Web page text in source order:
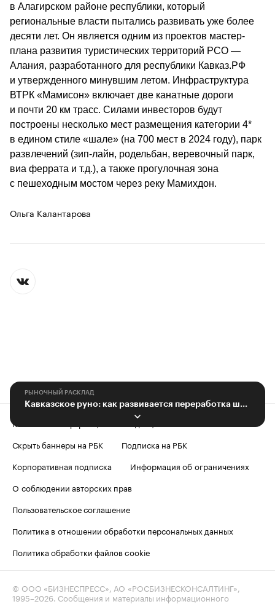
в Алагирском районе республики, который
региональные власти пытались развивать уже более
десяти лет. Он является одним из проектов мастер-
плана развития туристических территорий РСО —
Алания, разработанного для республики Кавказ.РФ
и утвержденного минувшим летом. Инфраструктура
ВТРК «Мамисон» включает две канатные дороги
и почти 20 км трасс. Силами инвесторов будут
построены несколько мест размещения категории 4*
в едином стиле «шале» (на 700 мест в 2024 году), парк
развлечений (зип-лайн, родельбан, веревочный парк,
виа феррата и т.д.), а также прогулочная зона
с пешеходным мостом через реку Мамихдон.
Ольга Калантарова
РЫНОЧНЫЙ РАСКЛАД
Кавказское руно: как развивается переработка шерсти в СКФО
Контактная информация
Редакция
Скрыть баннеры на РБК
Подписка на РБК
Корпоративная подписка
Информация об ограничениях
О соблюдении авторских прав
Пользовательское соглашение
Политика в отношении обработки персональных данных
Политика обработки файлов cookie
© ООО «БИЗНЕСПРЕСС», АО «РОСБИЗНЕСКОНСАЛТИНГ»,
1995–2026 . Сообщения и материалы информационного